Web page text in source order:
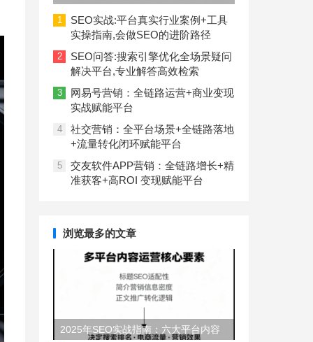
手入门到从业者进阶指南
1
SEO实战:平台真实行业案例+工具
实操指南,会做SEO的进阶路径
2
SEO问答:搜索引擎优化全场景疑问
解决平台,专业解答高效检索
3
网易号营销：全链路运营+商业变现
实战赋能平台
4
社交营销：全平台场景+全链路落地
+流量转化闭环赋能平台
5
交友软件APP营销：全链路增长+精
准获客+高ROI 变现赋能平台
浏览最多的文章
2025年SEO实战指南：六大平台内容